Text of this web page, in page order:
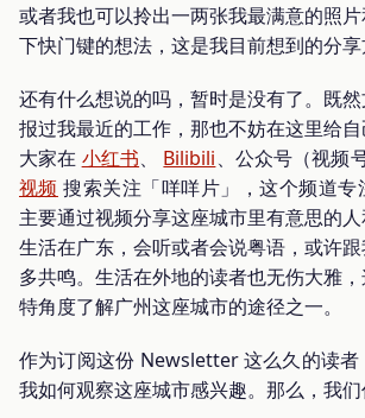
或者我也可以拎出一两张我最满意的照
下快门键的想法，这是我目前想到的分享
还有什么想说的吗，暂时是没有了。既
报过我最近的工作，那也不妨在这里给
大家在 小红书、 Bilibili、公众号（视频
视频 搜索关注「咩咩片」，这个频道专
主要通过视频分享这座城市里有意思的
生活在广东，会听或者会说粤语，或许
多共鸣。生活在外地的读者也无伤大雅
特角度了解广州这座城市的途径之一。
作为订阅这份 Newsletter 这么久的读
我如何观察这座城市感兴趣。那么，我们